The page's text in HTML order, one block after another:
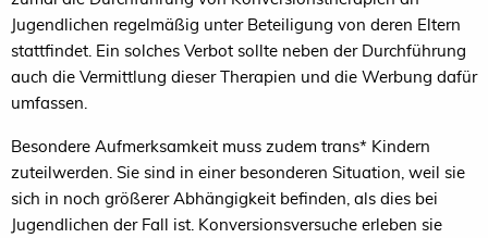
Jugendlichen regelmäßig unter Beteiligung von deren Eltern
stattfindet. Ein solches Verbot sollte neben der Durchführung
auch die Vermittlung dieser Therapien und die Werbung dafür
umfassen.
Besondere Aufmerksamkeit muss zudem trans* Kindern
zuteilwerden. Sie sind in einer besonderen Situation, weil sie
sich in noch größerer Abhängigkeit befinden, als dies bei
Jugendlichen der Fall ist. Konversionsversuche erleben sie